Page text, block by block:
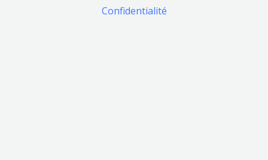
Confidentialité